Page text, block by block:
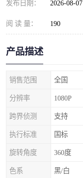
发布日期： 2026-08-07
阅 读 量： 190
产品描述
销售范围 全国
分辨率 1080P
跨界侦测 支持
执行标准 国标
旋转角度 360度
色系 黑/白